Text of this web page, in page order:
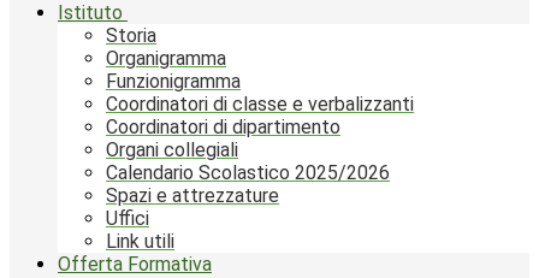
Istituto
Storia
Organigramma
Funzionigramma
Coordinatori di classe e verbalizzanti
Coordinatori di dipartimento
Organi collegiali
Calendario Scolastico 2025/2026
Spazi e attrezzature
Uffici
Link utili
Offerta Formativa